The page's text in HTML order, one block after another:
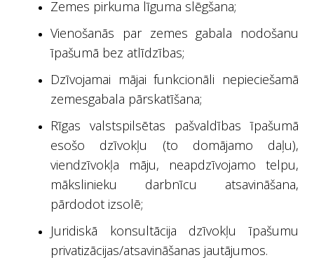
Zemes pirkuma līguma slēgšana;
Vienošanās par zemes gabala nodošanu
īpašumā bez atlīdzības;
Dzīvojamai mājai funkcionāli nepieciešamā
zemesgabala pārskatīšana;
Rīgas valstspilsētas pašvaldības īpašumā
esošo dzīvokļu (to domājamo daļu),
viendzīvokļa māju, neapdzīvojamo telpu,
mākslinieku darbnīcu atsavināšana,
pārdodot izsolē;
Juridiskā konsultācija dzīvokļu īpašumu
privatizācijas/atsavināšanas jautājumos.